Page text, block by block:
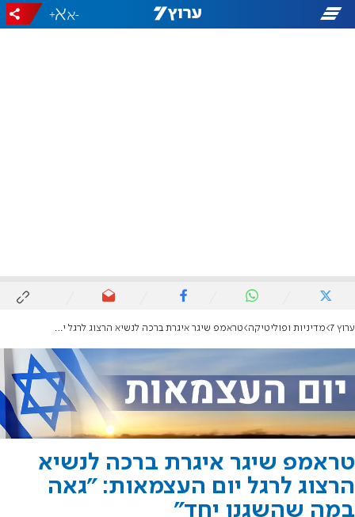
-
+
ערוץ 7 מדיניות ופוליטיקה טראמפ שיגר איגרת ברכה לנשיא הרצוג לרגל יום העצמאות: "גאה במה שהשגנו יחד"
טראמפ שיגר איגרת ברכה לנשיא
הרצוג לרגל יום העצמאות: "גאה
במה שהשגנו יחד"